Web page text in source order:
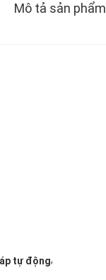
Mô tả sản phẩm
tự động,